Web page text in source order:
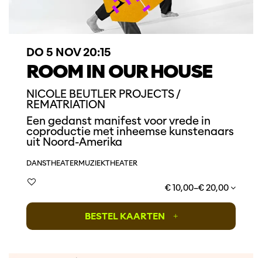
ROOM IN OUR HOUSE
NICOLE BEUTLER PROJECTS /
REMATRIATION
DO 5 NOV20:15
Een gedanst manifest voor vrede in
coproductie met inheemse kunstenaars
uit Noord-Amerika
DANSTHEATERMUZIEKTHEATER
€ 10,00–€ 20,00
BESTEL KAARTEN +